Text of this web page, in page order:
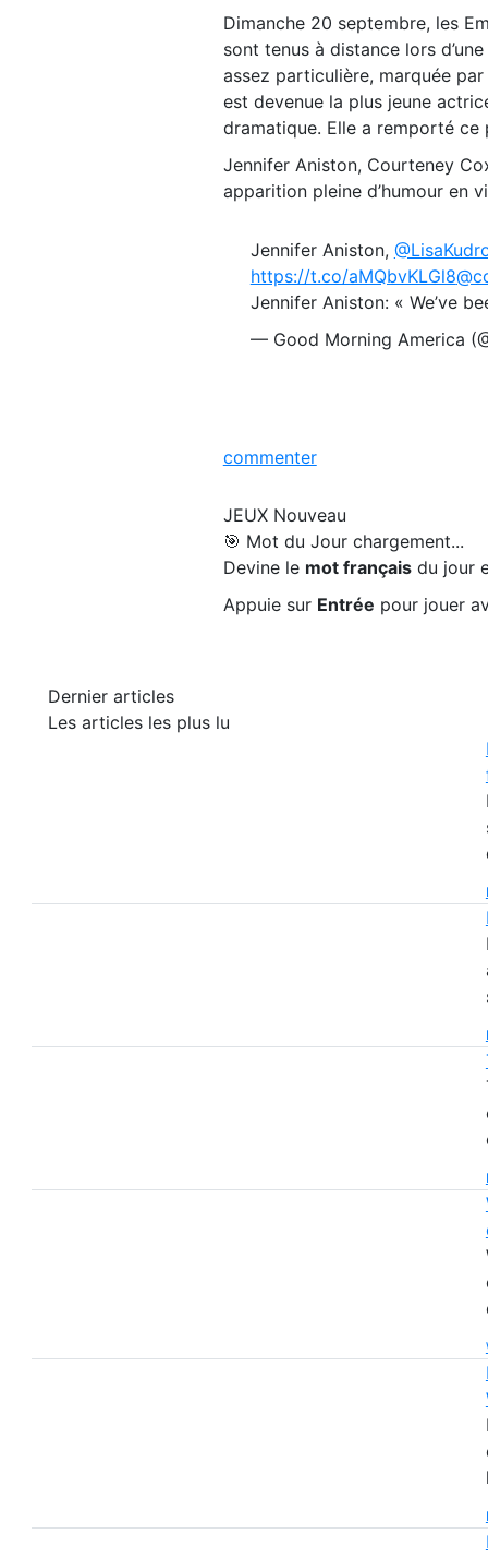
Dimanche 20 septembre, les
sont tenus à distance lors
assez particulière, marquée
est devenue la plus jeune
dramatique. Elle a remporté ce
Jennifer Aniston, Courteney
apparition pleine d’humour en
Jennifer Aniston,
https://t.co/aMQbvKLGl8
Jennifer Aniston: « We’ve
— Good Morning America
commenter
JEUX Nouveau
🎯 Mot du Jour chargement...
Devine le mot françaisdu jour
Appuie sur Entrée pour jouer
Dernier articles
Les articles les plus lu